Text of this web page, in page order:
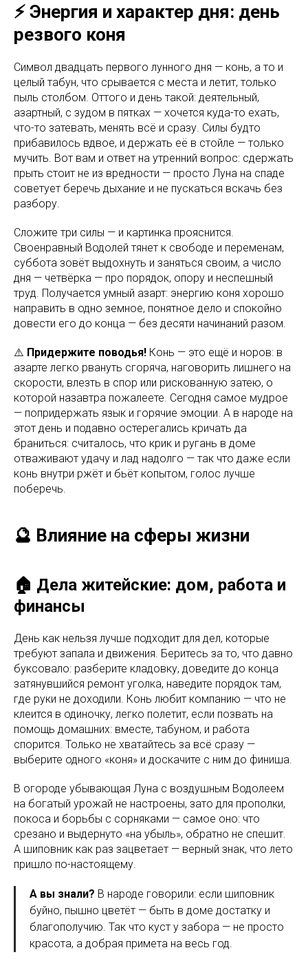
⚡ Энергия и характер дня: день
резвого коня
Символ двадцать первого лунного дня — конь, а то и
целый табун, что срывается с места и летит, только
пыль столбом. Оттого и день такой: деятельный,
азартный, с зудом в пятках — хочется куда-то ехать,
что-то затевать, менять всё и сразу. Силы будто
прибавилось вдвое, и держать её в стойле — только
мучить. Вот вам и ответ на утренний вопрос: сдержать
прыть стоит не из вредности — просто Луна на спаде
советует беречь дыхание и не пускаться вскачь без
разбору.
Сложите три силы — и картинка прояснится.
Своенравный Водолей тянет к свободе и переменам,
суббота зовёт выдохнуть и заняться своим, а число
дня — четвёрка — про порядок, опору и неспешный
труд. Получается умный азарт: энергию коня хорошо
направить в одно земное, понятное дело и спокойно
довести его до конца — без десяти начинаний разом.
⚠️ Придержите поводья! Конь — это ещё и норов: в
азарте легко рвануть сгоряча, наговорить лишнего на
скорости, влезть в спор или рискованную затею, о
которой назавтра пожалеете. Сегодня самое мудрое
— попридержать язык и горячие эмоции. А в народе на
этот день и подавно остерегались кричать да
браниться: считалось, что крик и ругань в доме
отваживают удачу и лад надолго — так что даже если
конь внутри ржёт и бьёт копытом, голос лучше
поберечь.
🔮 Влияние на сферы жизни
🏠 Дела житейские: дом, работа и
финансы
День как нельзя лучше подходит для дел, которые
требуют запала и движения. Беритесь за то, что давно
буксовало: разберите кладовку, доведите до конца
затянувшийся ремонт уголка, наведите порядок там,
где руки не доходили. Конь любит компанию — что не
клеится в одиночку, легко полетит, если позвать на
помощь домашних: вместе, табуном, и работа
спорится. Только не хватайтесь за всё сразу —
выберите одного «коня» и доскачите с ним до финиша.
В огороде убывающая Луна с воздушным Водолеем
на богатый урожай не настроены, зато для прополки,
покоса и борьбы с сорняками — самое оно: что
срезано и выдернуто «на убыль», обратно не спешит.
А шиповник как раз зацветает — верный знак, что лето
пришло по-настоящему.
А вы знали? В народе говорили: если шиповник
буйно, пышно цветёт — быть в доме достатку и
благополучию. Так что куст у забора — не просто
красота, а добрая примета на весь год.